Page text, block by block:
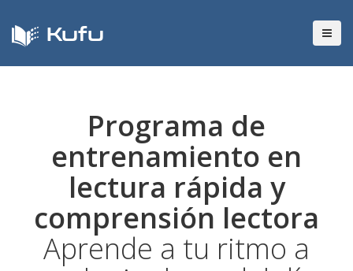
Kufu
Programa de
entrenamiento en
lectura rápida y
comprensión lectora
Aprende a tu ritmo a